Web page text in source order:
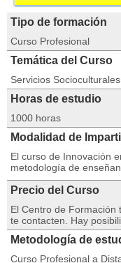
Tipo de formación
Curso Profesional
Temática del Curso
Servicios
Horas de estudio
1000 horas
Modalidad de
El curso de Innovación
metodología de
Precio del Curso
El Centro de Formación
te contacten. Hay
Metodología de
Curso Profesional a